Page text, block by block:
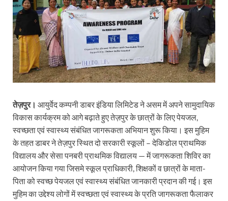
तेज़पुर। आयुर्वेद कम्पनी डाबर इंडिया लिमिटेड ने असम में अपने सामुदायिक
विकास कार्यक्रम को आगे बढ़ाते हुए तेज़पुर के छात्रों के लिए पेयजल,
स्वच्छता एवं स्वास्थ्य संबंधित जागरूकता अभियान शुरू किया। इस मुहिम
के तहत डाबर ने तेज़पुर स्थित दो सरकारी स्कूलों – देकिडोल प्राथमिक
विद्यालय और सेसा पनबरी प्राथमिक विद्यालय — में जागरूकता शिविर का
आयोजन किया गया जिसमे स्कूल प्राधिकारी, शिक्षकों व छात्रों के माता-
पिता को स्वच्छ पेयजल एवं स्वास्थ्य संबंधित जानकारी प्रदान की गई। इस
मुहिम का उद्देश्य लोगों में स्वच्छता एवं स्वास्थ्य के प्रति जागरूकता फैलाकर